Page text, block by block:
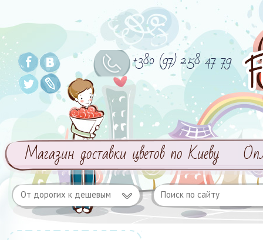
+380 (97) 258 47 79
Магазин доставки цветов по Киеву
От дорогих к дешевым